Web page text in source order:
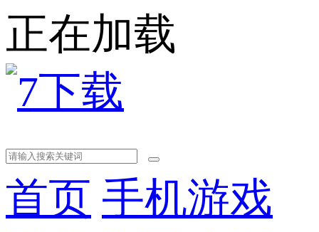
正在加载
首页 手机游戏